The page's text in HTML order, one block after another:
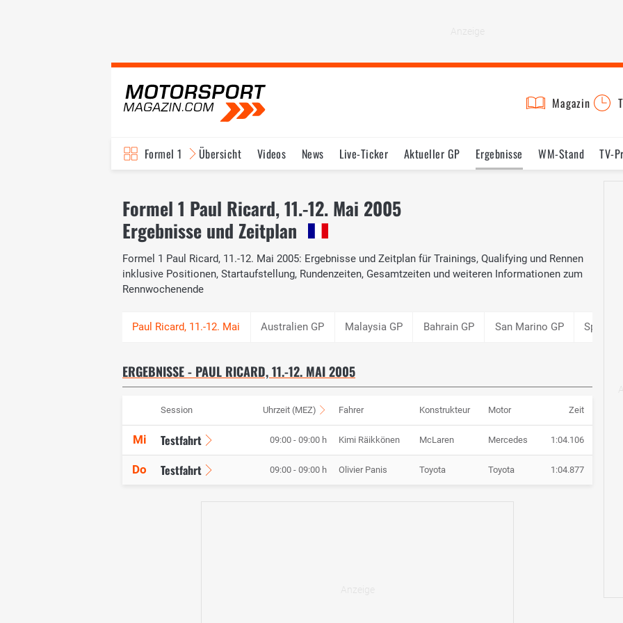
Magazin
Formel 1 Übersicht Videos News Live-Ticker Aktueller GP Ergebnisse WM-Stand TV-
Formel 1 Paul Ricard, 11.-12. Mai 2005
Ergebnisse und Zeitplan
Formel 1 Paul Ricard, 11.-12. Mai 2005: Ergebnisse und Zeitplan für Trainings, Qualifying und Rennen
inklusive Positionen, Startaufstellung, Rundenzeiten, Gesamtzeiten und weiteren Informationen zum
Rennwochenende
Australien GP Malaysia GP Bahrain GP San Marino GP Spanien
ERGEBNISSE - PAUL RICARD, 11.-12. MAI 2005
Session Uhrzeit (MEZ) Fahrer Konstrukteur Motor Zeit
Mi Testfahrt 09:00 - 09:00 h Kimi Räikkönen McLaren Mercedes 1:04.106
Do Testfahrt 09:00 - 09:00 h Olivier Panis Toyota Toyota 1:04.877